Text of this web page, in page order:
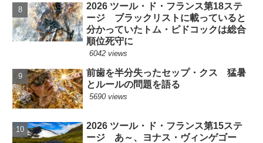
2026 ツール・ド・フランス第18ステ
ージ ブラックリストに載っていると
分かっていたトム・ピドコックは総合
順位死守に
6042 views
前歯を半分失ったセップ・クス 猛暑
とルールの問題を語る
5690 views
2026 ツール・ド・フランス第15ステ
ージ あ～、ヨナス・ヴィンゲゴー